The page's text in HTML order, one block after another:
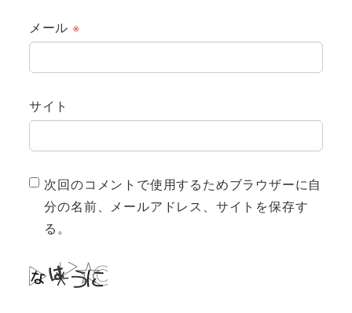
メール ※
サイト
次回のコメントで使用するためブラウザーに自
分の名前、メールアドレス、サイトを保存す
る。